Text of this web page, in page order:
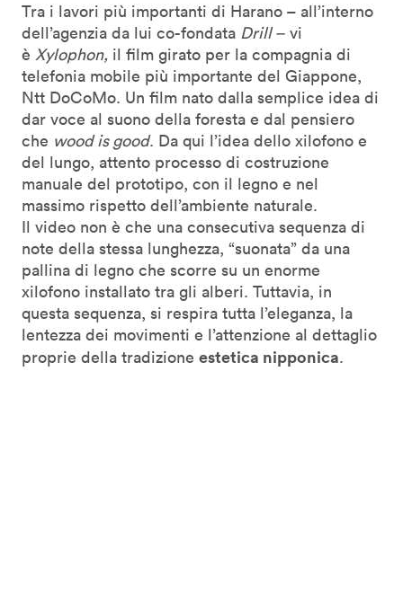
Tra i lavori più importanti di Harano – all’interno
dell’agenzia da lui co-fondata Drill – vi
è Xylophon, il film girato per la compagnia di
telefonia mobile più importante del Giappone,
Ntt DoCoMo. Un film nato dalla semplice idea di
dar voce al suono della foresta e dal pensiero
che wood is good. Da qui l’idea dello xilofono e
del lungo, attento processo di costruzione
manuale del prototipo, con il legno e nel
massimo rispetto dell’ambiente naturale.
Il video non è che una consecutiva sequenza di
note della stessa lunghezza, “suonata” da una
pallina di legno che scorre su un enorme
xilofono installato tra gli alberi. Tuttavia, in
questa sequenza, si respira tutta l’eleganza, la
lentezza dei movimenti e l’attenzione al dettaglio
proprie della tradizione estetica nipponica.